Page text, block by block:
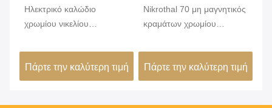
Ηλεκτρικό καλώδιο
χρωμίου νικελίου
Karma 6j22
Πάρτε την καλύτερη τιμή
Nikrothal 70 μη μαγνητικός
κραμάτων χρωμίου
ανοπτημένος
Πάρτε την καλύτερη τιμή